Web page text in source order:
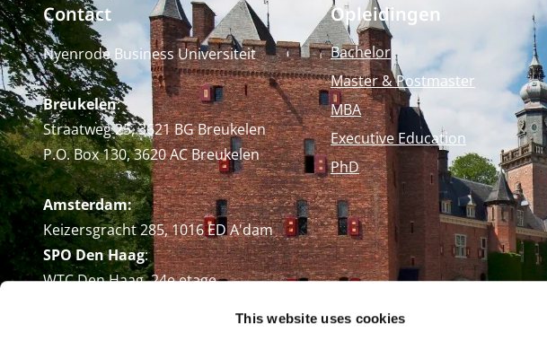
This website uses cookies
Contact
Nyenrode Business Universiteit
Breukelen:
Straatweg 25, 3621 BG Breukelen
P.O. Box 130, 3620 AC Breukelen
Amsterdam:
Keizersgracht 285, 1016 ED A'dam
SPO Den Haag:
WTC Den Haag, 24e etage
Opleidingen
Bachelor
Master & Postmaster
MBA
Executive Education
PhD